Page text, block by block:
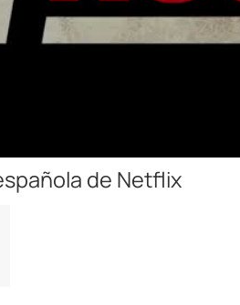
de Netflix